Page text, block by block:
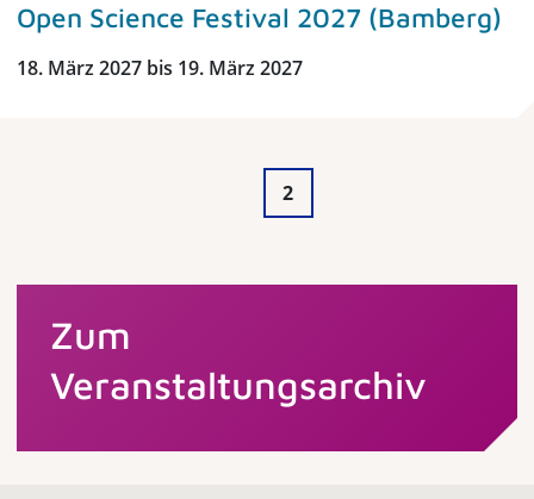
Open Science Festival 2027 (Bamberg)
18. März 2027 bis 19. März 2027
2
Zum
Veranstaltungsarchiv